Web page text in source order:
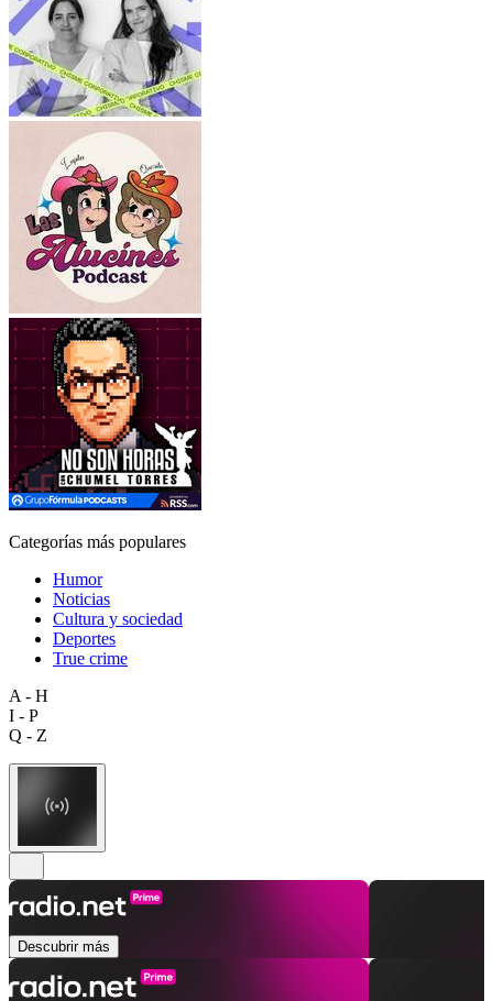
Categorías más populares
Humor
Noticias
Cultura y sociedad
Deportes
True crime
A - H
I - P
Q - Z
Descubrir más